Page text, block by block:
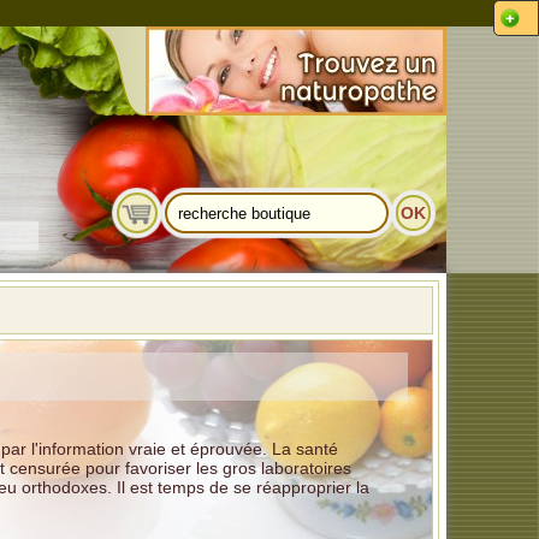
l'information vraie et éprouvée. La santé
pour favoriser les gros laboratoires
orthodoxes. Il est temps de se réapproprier la